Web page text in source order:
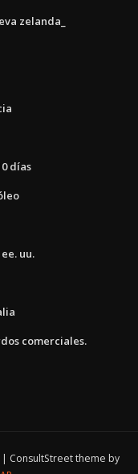
zelanda_
días
uu.
comerciales.
ConsultStreet theme by